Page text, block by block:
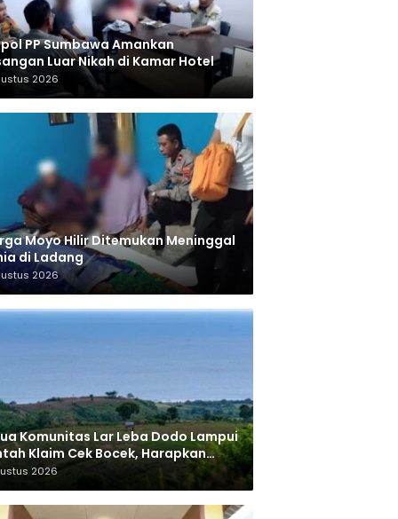
PP Sumbawa Amankan
Luar Nikah di Kamar Hotel
2026
Moyo Hilir Ditemukan Meninggal
di Ladang
2026
Komunitas Lar Leba Dodo Lampui
Klaim Cek Bocek, Harapkan
Beri Akses ke Makam Leluhur
2026